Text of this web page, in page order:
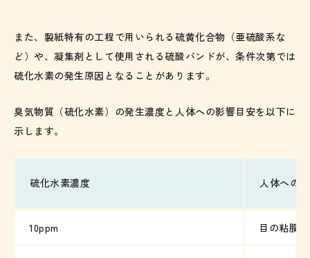
また、製紙特有の工程で用いられる硫黄化合物（亜硫酸系な
ど）や、凝集剤として使用される硫酸バンドが、条件次第では
硫化水素の発生原因となることがあります。
臭気物質（硫化水素）の発生濃度と人体への影響目安を以下に
示します。
硫化水素濃度 人体への
10ppm 目の粘膜